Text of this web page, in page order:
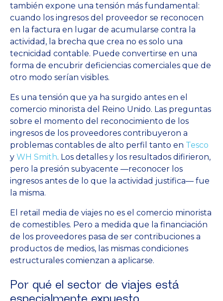
también expone una tensión más fundamental:
cuando los ingresos del proveedor se reconocen
en la factura en lugar de acumularse contra la
actividad, la brecha que crea no es solo una
tecnicidad contable. Puede convertirse en una
forma de encubrir deficiencias comerciales que de
otro modo serían visibles.
Es una tensión que ya ha surgido antes en el
comercio minorista del Reino Unido. Las preguntas
sobre el momento del reconocimiento de los
ingresos de los proveedores contribuyeron a
problemas contables de alto perfil tanto en Tesco
y WH Smith. Los detalles y los resultados difirieron,
pero la presión subyacente —reconocer los
ingresos antes de lo que la actividad justifica— fue
la misma.
El retail media de viajes no es el comercio minorista
de comestibles. Pero a medida que la financiación
de los proveedores pasa de ser contribuciones a
productos de medios, las mismas condiciones
estructurales comienzan a aplicarse.
Por qué el sector de viajes está